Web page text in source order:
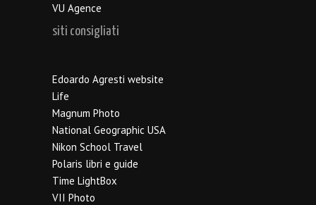
VU Agence
siti consigliati
Edoardo Agresti website
Life
Magnum Photo
National Geographic USA
Nikon School Travel
Polaris libri e guide
Time LightBox
VII Photo